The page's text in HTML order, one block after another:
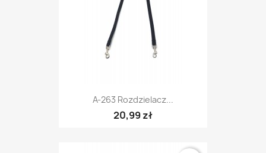
A-263 Rozdzielacz...
20,99 zł